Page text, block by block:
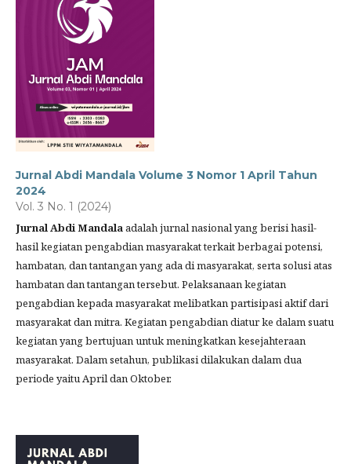
Jurnal Abdi Mandala Volume 3 Nomor 1 April Tahun
2024
Vol. 3 No. 1 (2024)
Jurnal Abdi Mandalaadalah jurnal nasional yang berisi hasil-
hasil kegiatan pengabdian masyarakat terkait berbagai potensi,
hambatan, dan tantangan yang ada di masyarakat, serta solusi atas
hambatan dan tantangan tersebut. Pelaksanaan kegiatan
pengabdian kepada masyarakat melibatkan partisipasi aktif dari
masyarakat dan mitra. Kegiatan pengabdian diatur ke dalam suatu
kegiatan yang bertujuan untuk meningkatkan kesejahteraan
masyarakat. Dalam setahun, publikasi dilakukan dalam dua
periode yaitu April dan Oktober.